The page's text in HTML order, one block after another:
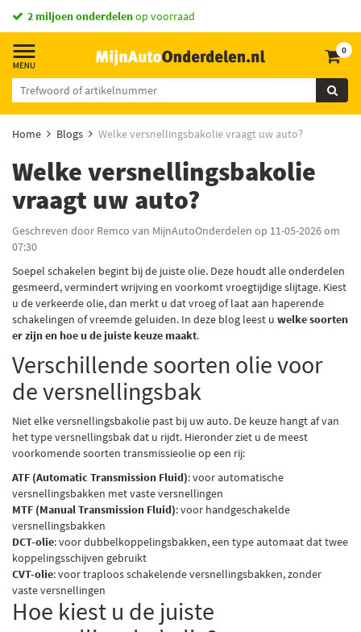
2 miljoen onderdelenop voorraad
0
Home Blogs Welke versnellingsbakolie vraagt uw auto?
Welke versnellingsbakolie
vraagt uw auto?
Geschreven door Remco van MijnAutoOnderdelen op 11-05-2026 om
07:30
Soepel schakelen begint bij de juiste olie. Deze houdt alle onderdelen
gesmeerd, vermindert wrijving en voorkomt vroegtijdige slijtage. Kiest
u de verkeerde olie, dan merkt u dat vroeg of laat aan haperende
schakelingen of vreemde geluiden. In deze blog leest u welke soorten
er zijn en hoe u de juiste keuze maakt.
Verschillende soorten olie voor
de versnellingsbak
Niet elkeversnellingsbakolie past bij uw auto. De keuze hangt af van
het type versnellingsbak dat u rijdt. Hieronder ziet u de meest
voorkomende soorten transmissieolie op een rij:
ATF (Automatic Transmission Fluid): voor automatische
versnellingsbakken met vaste versnellingen
MTF (Manual Transmission Fluid): voor handgeschakelde
versnellingsbakken
DCT-olie: voor dubbelkoppelingsbakken, een type automaat dat twee
koppelingsschijven gebruikt
CVT-olie: voor traploos schakelende versnellingsbakken, zonder
vaste versnellingen
Hoe kiest u de juiste